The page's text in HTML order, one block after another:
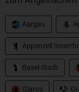
Aargau
Appenzell
Basel-Stadt
Glarus